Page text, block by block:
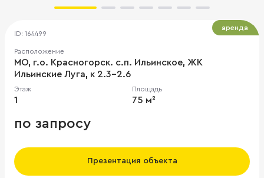
ID: 164499
Расположение
МО, г.о. Красногорск. с.п. Ильинское, ЖК
Ильинские Луга, к 2.3-2.6
Этаж
1
Площадь
75 м²
по запросу
Презентация объекта
аренда